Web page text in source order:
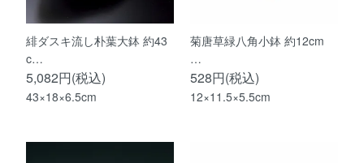
緋ダスキ流し朴葉大鉢 約43
c…
5,082円(税込)
43×18×6.5cm
菊唐草緑八角小鉢 約12cm
…
528円(税込)
12×11.5×5.5cm